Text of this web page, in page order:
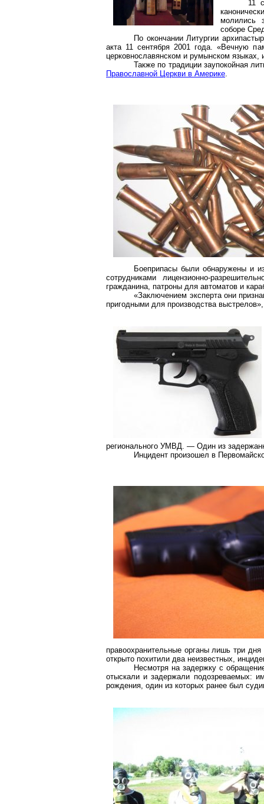
11
молились
соборе
По окончании Литургии
акта 11 сентября 2001 года. «Вечную
церковнославянском и румынском
Также по традиции заупокойная
Православной Церкви в Америке.
Боеприпасы были обнаружены и
сотрудниками лицензионно-
гражданина, патроны для автоматов и
«Заключением эксперта они
пригодными для производства
регионального УМВД. — Один из
Инцидент произошел в
правоохранительные органы лишь три
открыто похитили два неизвестных,
Несмотря на задержку с
отыскали и задержали подозреваемых:
рождения, один из которых ранее был